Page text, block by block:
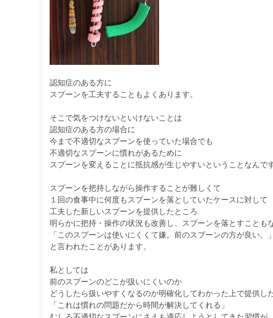
認知症のある方に
スプーンを工夫することもよくあります。
そこで気をつけないといけないことは
認知症のある方の場合に
今まで不適切なスプーンを使っていた場合でも
不適切なスプーンに慣れがあるために
スプーンを変えることに抵抗感が生じやすいということなんです
スプーンを把持しながら操作することが難しくて
１回の食事中に何度もスプーンを落としていたケースに対して
工夫した新しいスプーンを提供したところ
明らかに把持・操作の状況も改善し、スプーンを落とすことも
「このスプーンは使いにくくて嫌。前のスプーンの方が良い。」
と言われたことがあります。
私としては
前のスプーンのどこが扱いにくいのか
どうしたら扱いやすくなるのか明確化してわかった上で提供し
「これは慣れの問題だから時間が解決してくれる」